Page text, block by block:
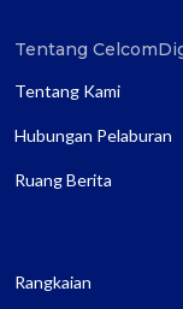
Tentang
Tentang Kami
Hubungan Pelaburan
Ruang Berita
Rangkaian